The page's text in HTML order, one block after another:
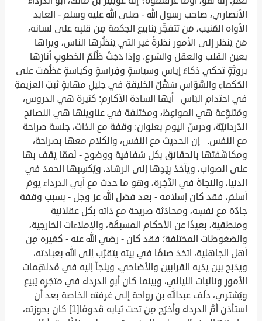
الأنصاري، صاحب رسول الله - صلى الله عليه وسلم - العابد
الأواه المُنيب، مَن تتفجَّر يَنابيع الحِكمة مِن قلبِه على لسانه،
مَن يَنظر إلى الأمور نظرةً غير التي يَنظُرها الناس، ويراها
بعين القلب والعقل والشرع. وإذا دَجَتْ ظُلَمُ الخطوبِ أنارَها
برويَّةٍ تحكي ذكاءَ إياسِ وسياسةٍ وفِراسةٍ وكياسةٍ عَظُمَت على
الحُكماءِ والسُّوَّاسِ سَهْلُ الخليقةِ في جليلِ مهابةٍ ثَبتِ العزيمةِ
في احتدامِ البَاسِ أيها السادة الأكارم: كثيرة هي الدروس،
ومُتنوِّعة هي المواعِظ، ومختلفة في عناوينها هي النصائح
الدَّردائيَّة، ودرسُ اليوم بعنوان: وقفة مع الذات، جلسة صراحة
مع النفس. إن الحديث مع النفس، والكلام معها بصراحة،
ومكاشَفتها بالحقائق بكل شفافية ووضوح - لَممَّا يَقف بها
على الصواب، ويأخذ بِيَدِها إلى الرشاد، ويُكسِبها الحمدَ في
الدنيا، والنجاةَ في الآخِرة، وهو ما حدث مع أبي الدرداء يومَ
أسلمَ، فقد كان إسلامه - بعد فضل الله عز وجل - بسبب وقفة
جادَّة مع نفسِه، ومحادَثة صريحة مع ذاته بكل عقلانية
ومنطقية، بعيدًا عن الأحكام المسبقَة، والإملاءات الخارجية،
والضغوطات المختلفة؛ فقد كان - رضي الله عنه - كغيره مِن
أهل الجاهلية، اتخذ صنمًا في بيته يتقرَّب إلى الله بعبادته،
ويذبَح بين يدَيه القرابين والأضاحي، ويلجأ إليه في مُدلهِمات
الأمور ونائبات الليالي، وبينما كان أبو الدرداء في متجَرِه يَبيع
ويَشتري، دلَف عبدالله بن رواحة إلى غرفته الخاصة بعد أن
استأذن أمَّ الدرداء وأخرَج مِن تحت ثيابه قَدومًا[1] كان بحوزته،